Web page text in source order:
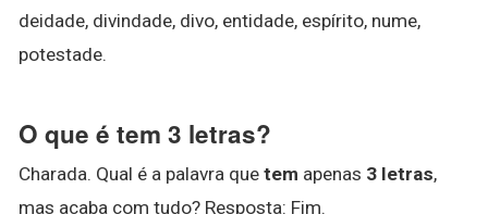
deidade, divindade, divo, entidade, espírito, nume,
potestade.
O que é tem 3 letras?
Charada. Qual é a palavra que tem apenas 3 letras,
mas acaba com tudo? Resposta: Fim.